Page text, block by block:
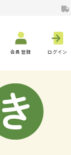
会員登録 ログイン